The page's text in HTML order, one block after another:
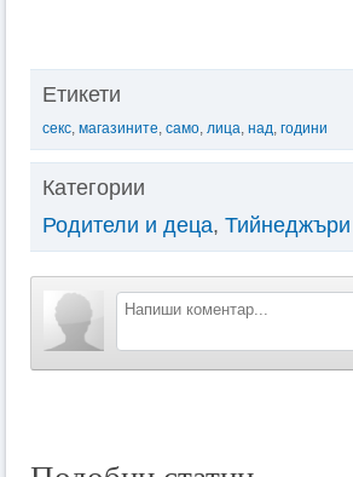
Етикети
секс, магазините, само, лица, над, години
Категории
Родители и деца, Тийнеджъри